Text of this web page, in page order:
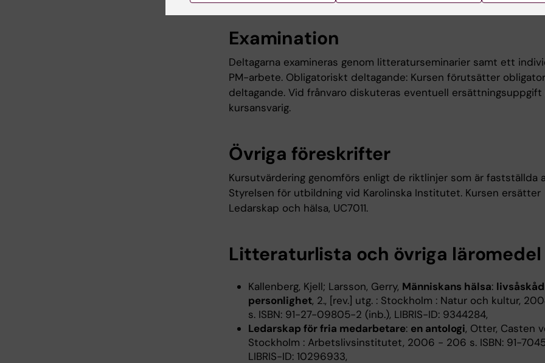
Examination
Deltagarna examineras genom litteraturseminarier samt ett
PM-arbete. Obligatoriskt deltagande: Kursen förutsätter
deltagande. Vid frånvaro diskuteras eventuell ersättningsuppgift
kursansvarig.
Övriga föreskrifter
Kursutvärdering genomförs enligt de riktlinjer som är fastställda
Styrelsen för utbildning vid Karolinska Institutet. Kursen ersätter
Ledarskap och hälsa, UC7011.
Litteraturlista och övriga läromedel
Kallenberg, Kjell; Larsson, Gerry, Människans hälsa:
personlighet, 2., [rev.] utg. : Stockholm : Natur och kultur,
s. ISBN: 91-27-09805-2 (inb.), LIBRIS-ID: 9344284,
Ledarskap för fria medarbetare: en antologi, Otter, Casten
Stockholm : Arbetslivsinstitutet, 2006 - 206 s. ISBN: 91-
LIBRIS-ID: 10296933,